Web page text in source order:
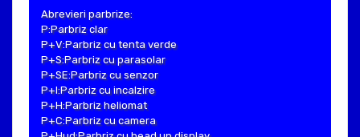
Abrevieri parbrize:
P:Parbriz clar
P+V:Parbriz cu tenta verde
P+S:Parbriz cu parasolar
P+SE:Parbriz cu senzor
P+I:Parbriz cu incalzire
P+H:Parbriz heliomat
P+C:Parbriz cu camera